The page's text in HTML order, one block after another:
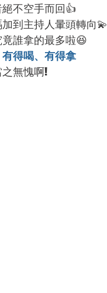
不空手而回👍
到主持人暈頭轉向💫
誰拿的最多啦😆
得喝、有得拿
無愧啊!